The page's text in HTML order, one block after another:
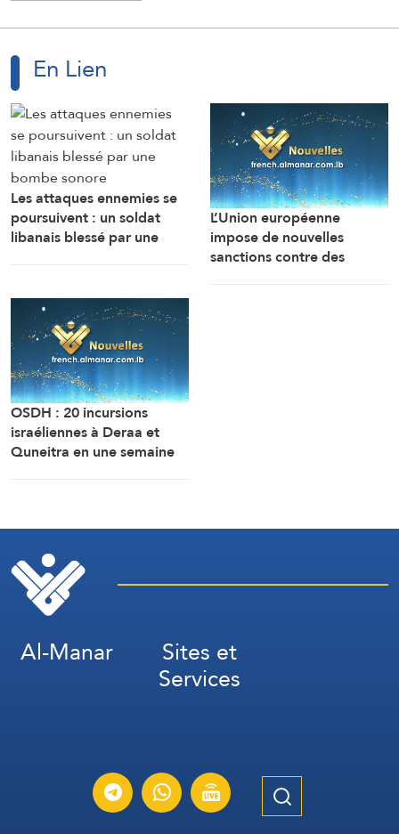
En Lien
Les attaques ennemies se
poursuivent : un soldat
libanais blessé par une
L’Union européenne
impose de nouvelles
sanctions contre des
OSDH : 20 incursions
israéliennes à Deraa et
Quneitra en une semaine
Al-Manar Sites et
Services